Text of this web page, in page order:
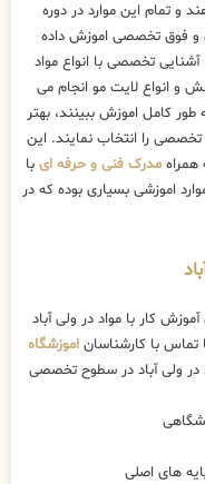
و تمام این موارد در دوره
و فوق تخصصی اموزش داده
تخصصی با انواع مواد
و انواع لایت مو انجام می
کامل اموزش ببینند، بهتر
تخصصی را انتخاب نمایند. این
همراه مدرک فنی و حرفه ای با
اموزشی بسیاری بوده که در
کار با مواد در ولی آباد
تماس با کارشناسان اموزشگاه
در ولی آباد در سطوح تخصصی
های اصلی